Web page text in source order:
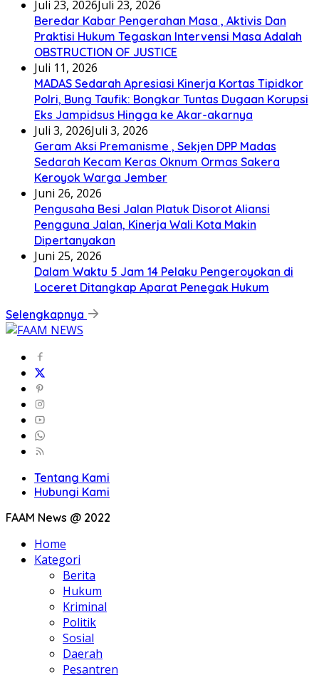
Juli 23, 2026Juli 23, 2026
Beredar Kabar Pengerahan Masa , Aktivis Dan
Praktisi Hukum Tegaskan Intervensi Masa Adalah
OBSTRUCTION OF JUSTICE
Juli 11, 2026
MADAS Sedarah Apresiasi Kinerja Kortas Tipidkor
Polri, Bung Taufik: Bongkar Tuntas Dugaan Korupsi
Eks Jampidsus Hingga ke Akar-akarnya
Juli 3, 2026Juli 3, 2026
Geram Aksi Premanisme , Sekjen DPP Madas
Sedarah Kecam Keras Oknum Ormas Sakera
Keroyok Warga Jember
Juni 26, 2026
Pengusaha Besi Jalan Platuk Disorot Aliansi
Pengguna Jalan, Kinerja Wali Kota Makin
Dipertanyakan
Juni 25, 2026
Dalam Waktu 5 Jam 14 Pelaku Pengeroyokan di
Loceret Ditangkap Aparat Penegak Hukum
Selengkapnya
Tentang Kami
Hubungi Kami
FAAM News @ 2022
Home
Kategori
Berita
Hukum
Kriminal
Politik
Sosial
Daerah
Pesantren